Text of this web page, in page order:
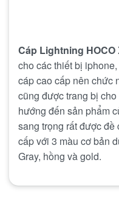
Cáp Lightning HOCO
cho các thiết bị
cáp cao cấp nên chức
cũng được trang bị
hướng đến sản phẩm
sang trọng rất được
cấp với 3 màu cơ bản
Gray, hồng và gold.